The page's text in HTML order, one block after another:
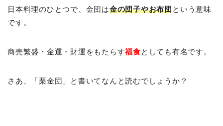
日本料理のひとつで、金団は金の団子やお布団という意味
です。
商売繁盛・金運・財運をもたらす福食としても有名です。
さあ、「栗金団」と書いてなんと読むでしょうか？